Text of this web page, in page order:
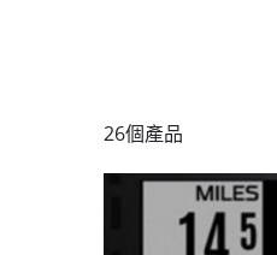
26個產品